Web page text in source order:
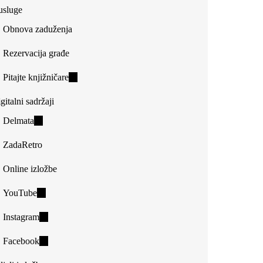
Obnova zaduženja
Rezervacija građe
Pitajte knjižničare(link
sadržaji
Delmata
external)
ZadaRetro
Online izložbe
YouTube(link
external)
Instagram(link
external)
Facebook(link